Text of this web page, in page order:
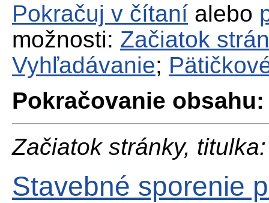
Pokračuj v čítaní alebo
možnosti: Začiatok
Vyhľadávanie;
Pokračovanie obsahu:
Začiatok stránky, titulka:
Stavebné sporenie